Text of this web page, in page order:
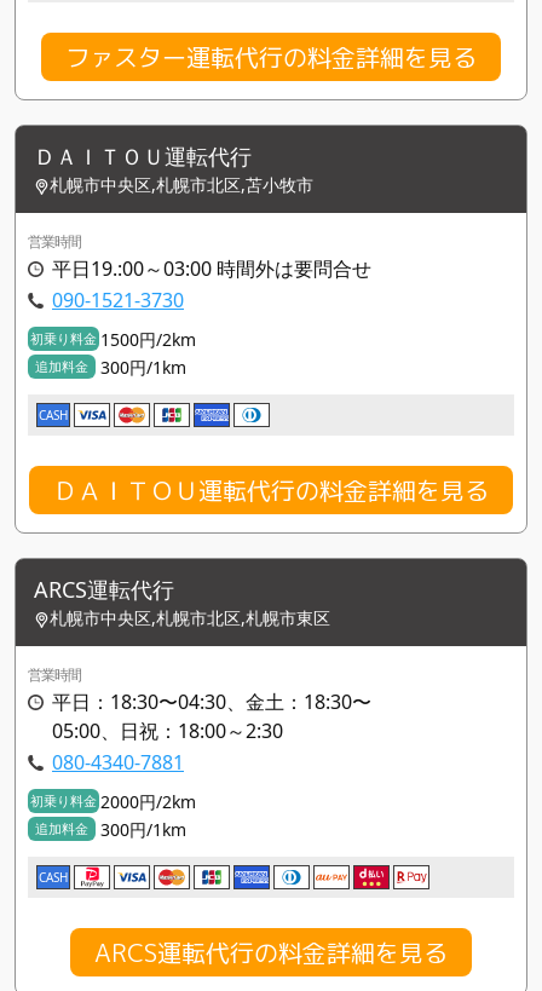
ファスター運転代行の料金詳細を見る
ＤＡＩＴＯＵ運転代行
札幌市中央区,札幌市北区,苫小牧市
営業時間
平日19.:00～03:00 時間外は要問合せ
090-1521-3730
初乗り料金 1500円/2km
追加料金 300円/1km
CASH
ＤＡＩＴＯＵ運転代行の料金詳細を見る
ARCS運転代行
札幌市中央区,札幌市北区,札幌市東区
営業時間
平日：18:30〜04:30、金土：18:30〜
05:00、日祝：18:00～2:30
080-4340-7881
初乗り料金 2000円/2km
追加料金 300円/1km
CASH
ARCS運転代行の料金詳細を見る